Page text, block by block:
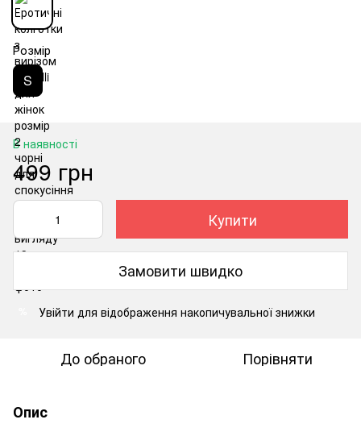
Розмір
S
В наявності
499 грн
Купити
Замовити швидко
Увійти для відображення накопичувальної знижки
До обраного Порівняти
Опис